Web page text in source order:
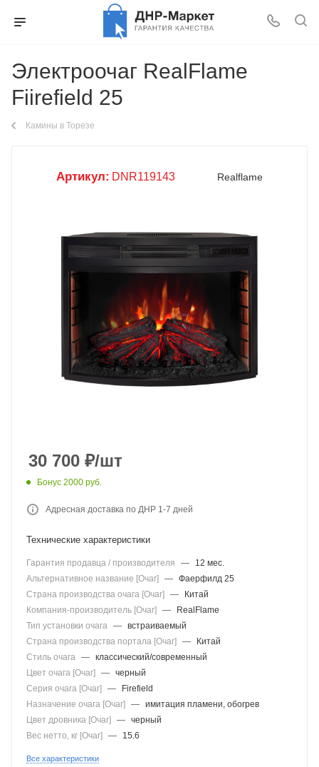
Электроочаг RealFlame
Fiirefield 25
Камины в Торезе
Артикул: DNR119143 Realflame
30 700 ₽/шт
Бонус 2000 руб.
Адресная доставка по ДНР 1-7 дней
Технические характеристики
Гарантия продавца / производителя —
12 мес.
Альтернативное название [Очаг]
— Фаерфилд 25
Страна производства очага [Очаг]
—
Китай
Компания-производитель [Очаг]
—
RealFlame
Тип установки очага — встраиваемый
Страна производства портала [Очаг]
—
Китай
Стиль очага — классический/современный
Цвет очага [Очаг]
— черный
Серия очага [Очаг]
—
Firefield
Назначение очага [Очаг]
— имитация пламени, обогрев
Цвет дровника [Очаг]
— черный
Вес нетто, кг [Очаг]
— 15.6
Все характеристики